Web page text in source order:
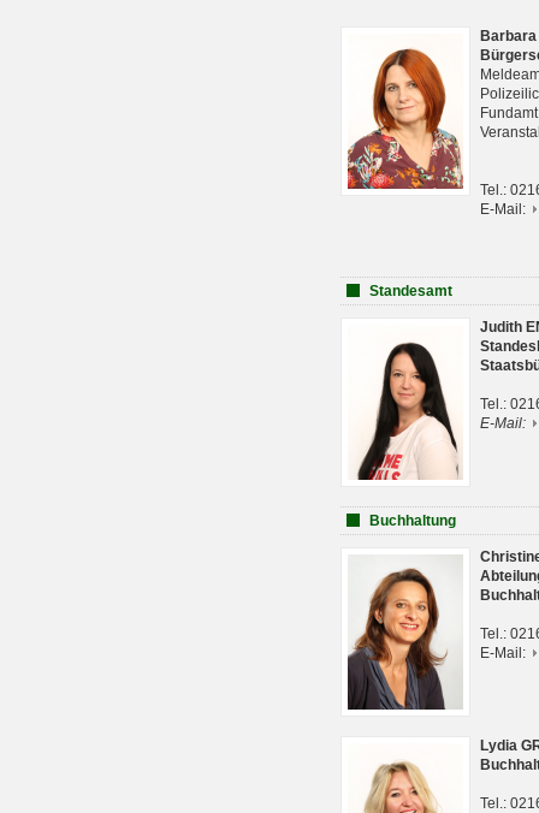
Tel.:
E-Mail:
Standesamt
Judith
Tel.:
E-Mail:
Buchhaltung
Tel.:
E-Mail:
Lydia
Tel.: